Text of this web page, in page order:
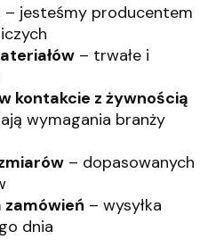
– jesteśmy producentem
– trwałe i
kontakcie z żywnością
wymagania branży
– dopasowanych
– wysyłka
dnia